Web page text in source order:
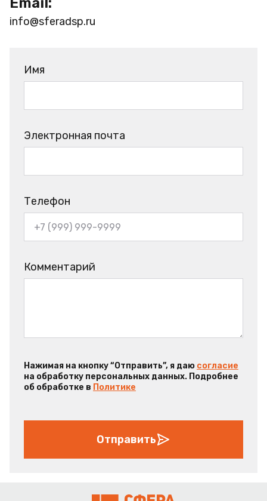
info@sferadsp.ru
Имя
Электронная почта
Телефон
Комментарий
Нажимая на кнопку “Отправить”, я даю согласие
на обработку персональных данных. Подробнее
об обработке в Политике
Отправить